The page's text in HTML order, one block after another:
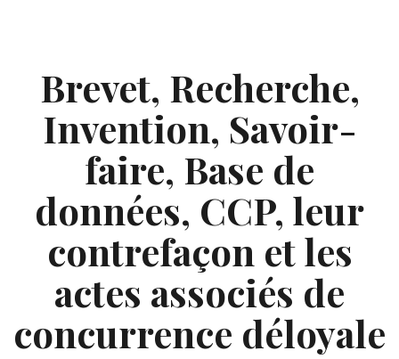
Brevet, Recherche,
Invention, Savoir-
faire, Base de
données, CCP, leur
contrefaçon et les
actes associés de
concurrence déloyale